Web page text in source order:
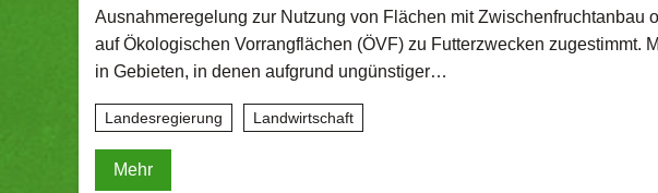
Ausnahmeregelung zur Nutzung von Flächen mit Zwischenfruchtanbau
auf Ökologischen Vorrangflächen (ÖVF) zu Futterzwecken zugestimmt.
in Gebieten, in denen aufgrund ungünstiger…
Landesregierung Landwirtschaft
Mehr